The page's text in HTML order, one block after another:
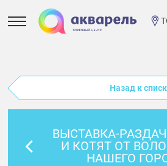
Назад к
ВЫСТАВКА-
И КОТЯТ ОТ
НАШЕГО